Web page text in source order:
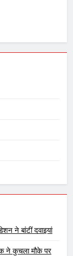
ने बांटीं दवाइयां
ने कुचला मौके पर